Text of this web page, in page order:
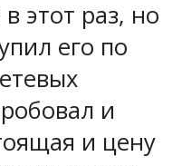
этот раз, но
его по
и
и цену